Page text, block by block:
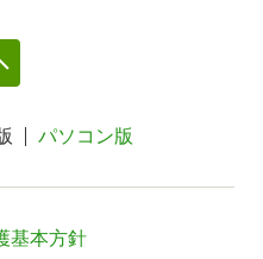
パソコン版
基本方針